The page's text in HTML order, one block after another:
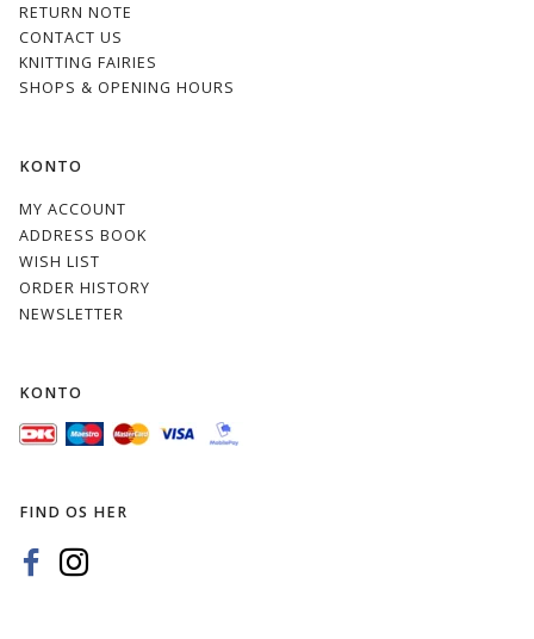
RETURN NOTE
CONTACT US
KNITTING FAIRIES
SHOPS & OPENING HOURS
KONTO
MY ACCOUNT
ADDRESS BOOK
WISH LIST
ORDER HISTORY
NEWSLETTER
KONTO
FIND OS HER